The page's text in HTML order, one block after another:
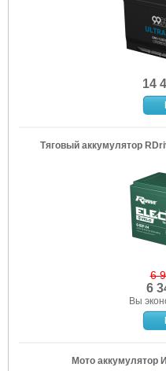
14
Тяговый аккумулятор
6
6
Вы
Мото аккумулятор